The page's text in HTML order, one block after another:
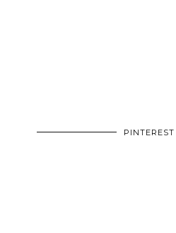
PINTEREST